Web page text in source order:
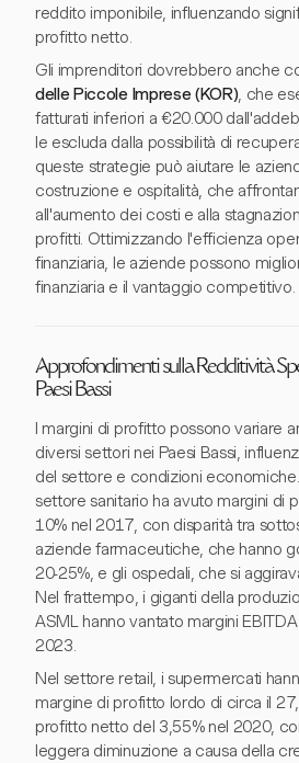
reddito imponibile, influenzando
profitto netto.
Gli imprenditori dovrebbero anche
delle Piccole Imprese (KOR), che
fatturati inferiori a €20.000
le escluda dalla possibilità di
queste strategie può aiutare le
costruzione e ospitalità, che
all'aumento dei costi e alla
profitti. Ottimizzando l'efficienza
finanziaria, le aziende possono
finanziaria e il vantaggio competitivo.
Approfondimenti sulla Redditività
Paesi Bassi
I margini di profitto possono variare
diversi settori nei Paesi Bassi,
del settore e condizioni
settore sanitario ha avuto margini di
10% nel 2017, con disparità tra
aziende farmaceutiche, che hanno
20-25%, e gli ospedali, che si
Nel frattempo, i giganti della
ASML hanno vantato margini
2023.
Nel settore retail, i supermercati
margine di profitto lordo di circa il
profitto netto del 3,55% nel 2020,
leggera diminuzione a causa della